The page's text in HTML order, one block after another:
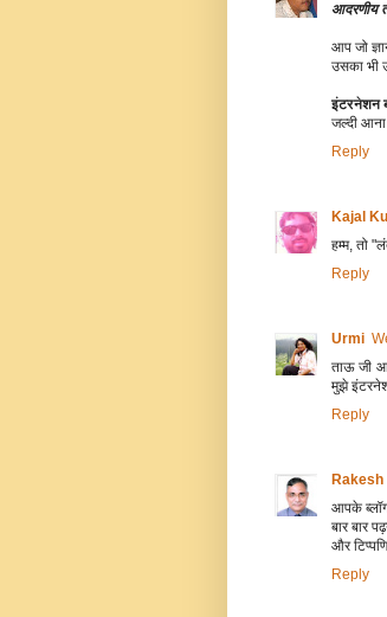
आदरणीय
आप जो
उसका भी
इंटरनेशन
जल्दी
Reply
Kajal
हम्म, तो
Reply
Urmi
ताऊ जी
मुझे
Reply
आपके
बार बार
और
Reply